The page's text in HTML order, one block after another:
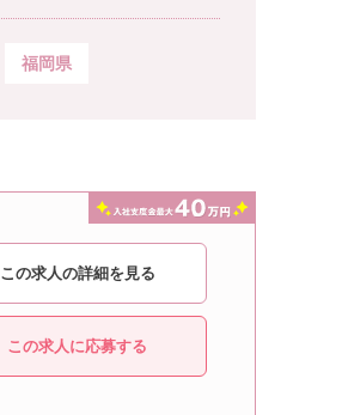
福岡県
この求人の詳細を見る
この求人に応募する